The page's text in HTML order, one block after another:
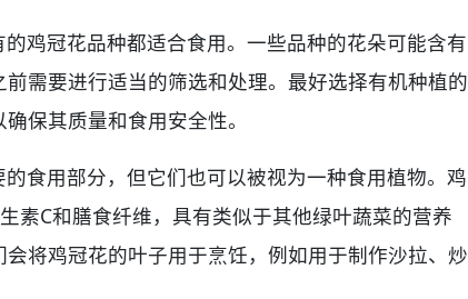
鸡冠花品种都适合食用。一些品种的花朵可能含有
需要进行适当的筛选和处理。最好选择有机种植的
保其质量和食用安全性。
食用部分，但它们也可以被视为一种食用植物。鸡
素C和膳食纤维，具有类似于其他绿叶蔬菜的营养
将鸡冠花的叶子用于烹饪，例如用于制作沙拉、炒